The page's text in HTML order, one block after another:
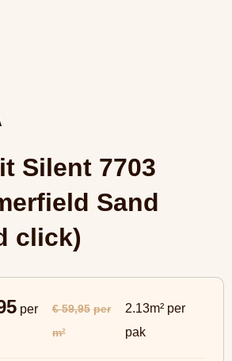
Silent 7703
Sand
click)
per
€ 59,95 per
m²
2.13m² per
pak